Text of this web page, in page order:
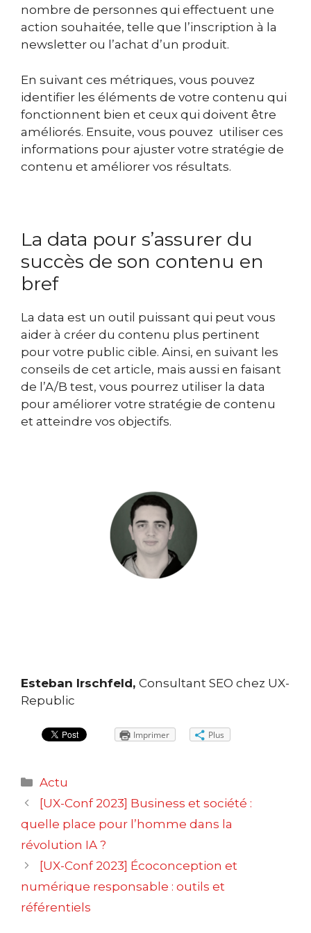
nombre de personnes qui effectuent une
action souhaitée, telle que l’inscription à la
newsletter ou l’achat d’un produit.
En suivant ces métriques, vous pouvez
identifier les éléments de votre contenu qui
fonctionnent bien et ceux qui doivent être
améliorés. Ensuite, vous pouvez utiliser ces
informations pour ajuster votre stratégie de
contenu et améliorer vos résultats.
La data pour s’assurer du
succès de son contenu en
bref
La data est un outil puissant qui peut vous
aider à créer du contenu plus pertinent
pour votre public cible. Ainsi, en suivant les
conseils de cet article, mais aussi en faisant
de l’A/B test, vous pourrez utiliser la data
pour améliorer votre stratégie de contenu
et atteindre vos objectifs.
Esteban Irschfeld, Consultant SEO chez UX-
Republic
Imprimer Plus
Catégories
Actu
Navigation
articles
[UX-Conf 2023] Business et société :
quelle place pour l’homme dans la
révolution IA ?
[UX-Conf 2023] Écoconception et
numérique responsable : outils et
référentiels